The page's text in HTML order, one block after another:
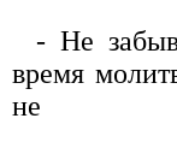
- Не
время
не